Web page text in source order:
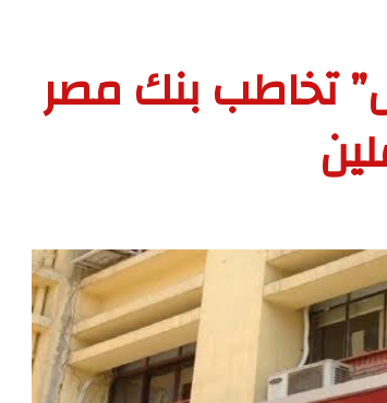
تخاطب بنك مصر